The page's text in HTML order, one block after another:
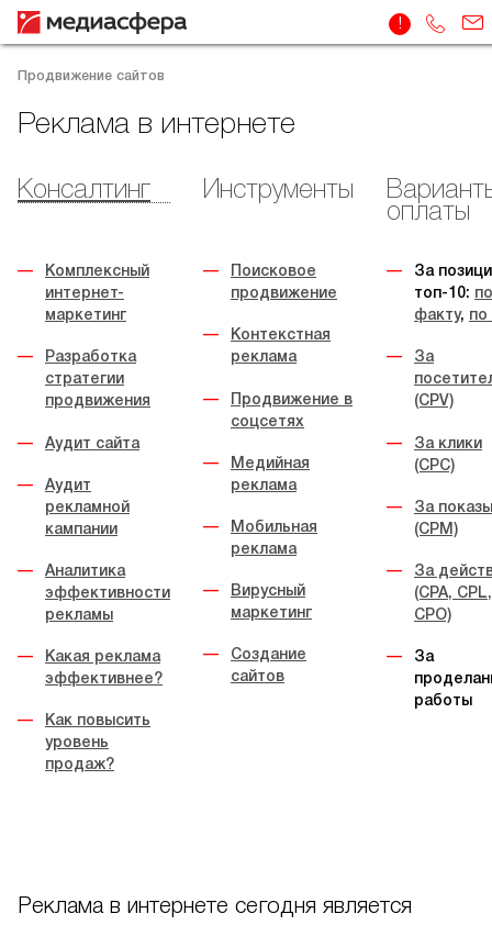
Продвижение сайтов
Реклама в интернете
Консалтинг Инструменты
оплаты
Комплексный
интернет-
маркетинг
Разработка
стратегии
продвижения
Аудит сайта
Аудит
рекламной
кампании
Аналитика
эффективности
рекламы
Какая реклама
эффективнее?
Как повысить
уровень
продаж?
Поисковое
продвижение
Контекстная
реклама
Продвижение в
соцсетях
Медийная
реклама
Мобильная
реклама
Вирусный
маркетинг
Создание
сайтов
За
топ-10: по
факту, по
За
(CPV)
За клики
(CPC)
За показы
(CPM)
За
(CPA, CPL,
CPO)
За
работы
Реклама в интернете сегодня является